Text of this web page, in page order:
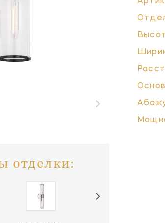
отделки: